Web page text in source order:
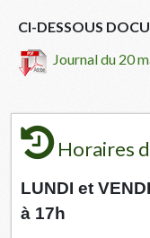
CI-DESSOUS
Journal du 20
Horaires
LUNDI et
à 17h